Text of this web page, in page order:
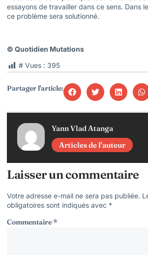
essayons de travailler dans ce sens. Dans
ce problème sera solutionné.
© Quotidien Mutations
# Vues : 395
Partager l'article:
Yann Vlad Atanga
Articles de l'auteur
Laisser un commentaire
Votre adresse e-mail ne sera pas publiée.
obligatoires sont indiqués avec *
Commentaire*